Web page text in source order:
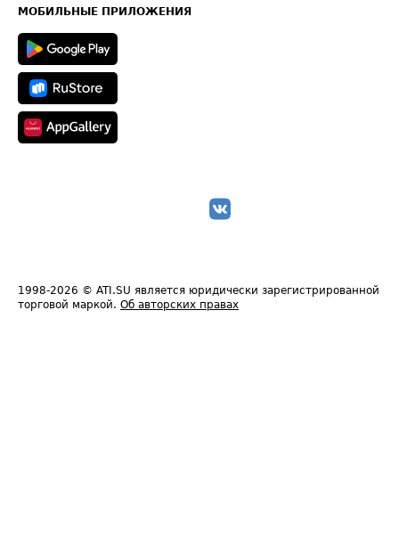
Техническая информация
МОБИЛЬНЫЕ ПРИЛОЖЕНИЯ
1998-2026 © ATI.SU является юридически зарегистрированной
торговой маркой. Об авторских правах